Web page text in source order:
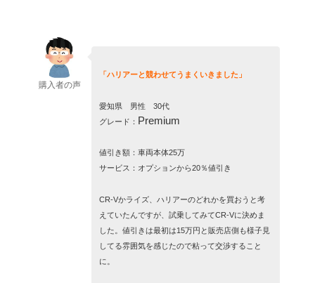
購入者の声
「ハリアーと競わせてうまくいきました」
愛知県 男性 30代
グレード： Premium
値引き額：車両本体25万
サービス：オプションから20％値引き
CR-Vかライズ、ハリアーのどれかを買おうと考
えていたんですが、試乗してみてCR-Vに決めま
した。値引きは最初は15万円と販売店側も様子見
してる雰囲気を感じたので粘って交渉すること
に。